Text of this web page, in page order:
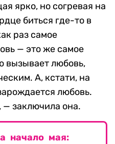
ярко, но согревая на
биться где-то в
раз самое
— это же самое
вызывает любовь,
А, кстати, на
любовь.
— заключила она.
начало мая: